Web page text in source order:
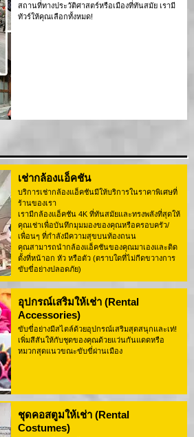
สถานที่ทางประวัติศาสตร์หรือเมืองที่ทันสมัย เรามี
ทัวร์ให้คุณเลือกทั้งหมด!
เช่ากล้องแอ็คชัน
บริการเช่ากล้องแอ็คชันมีให้บริการในราคาพิเศษที่
ร้านของเรา
เรามีกล้องแอ็คชัน 4K ที่ทันสมัยและทรงพลังที่สุดให้
คุณเช่าเพื่อบันทึกมุมมองของคุณหรือครอบครัว/
เพื่อนๆ ที่กำลังมีความสุขบนท้องถนน
คุณสามารถนำกล้องแอ็คชันของคุณมาเองและติด
ตั้งที่หน้าอก หัว หรือตัว (ตราบใดที่ไม่กีดขวางการ
ขับขี่อย่างปลอดภัย)
อุปกรณ์เสริมให้เช่า (Rental
Accessories)
ขับขี่อย่างมีสไตล์ด้วยอุปกรณ์เสริมสุดสนุกและเท่!
เพิ่มสีสันให้กับชุดของคุณด้วยแว่นกันแดดหรือ
หมวกสุดแนวขณะขับขี่ผ่านเมือง
ชุดคอสตูมให้เช่า (Rental
Costumes)